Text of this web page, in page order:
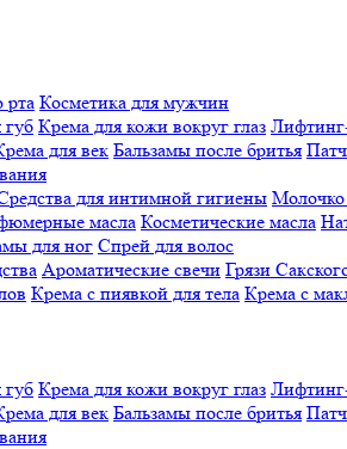
рта Косметика для мужчин
губ Крема для кожи вокруг глаз
для век Бальзамы после бритья
для интимной гигиены Молочко
масла Косметические масла
для ног Спрей для волос
Ароматические свечи Грязи
Крема с пиявкой для тела Крема с
губ Крема для кожи вокруг глаз
для век Бальзамы после бритья